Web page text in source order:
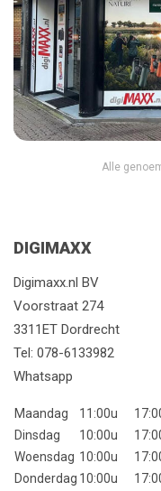
Alle
DIGIMAXX
Digimaxx.nl BV
Voorstraat 274
3311ET Dordrecht
Tel: 078-6133982
Whatsapp
Maandag 11:00u
Dinsdag
10:00u
Woensdag 10:00u
Donderdag 10:00u